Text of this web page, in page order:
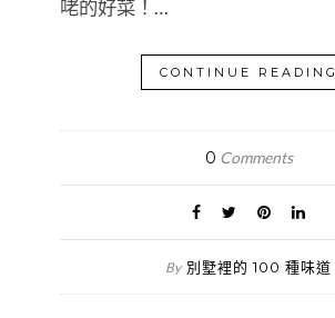
咾的好菜！…
CONTINUE READING
0 Comments
By 別墅裡的 100 種味道